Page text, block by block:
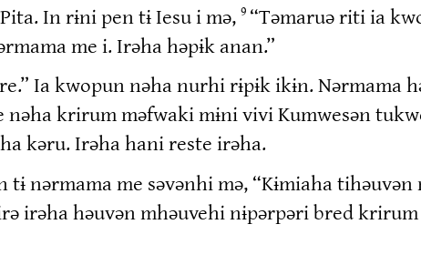
In rɨni pen tɨ Iesu i mə, 9 “Təmaruə riti ia
me i. Irəha həpɨk anan.”
Ia kwopun nəha nurhi rɨpɨk ikɨn. Nərmama
nəha krirum məfwaki mɨni vivi Kumwesən
kəru. Irəha hani reste irəha.
nərmama me səvənhi mə, “Kɨmiaha
irəha həuvən mhəuvehi nɨpərpəri bred